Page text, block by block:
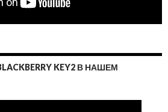
KEY2 В НАШЕМ